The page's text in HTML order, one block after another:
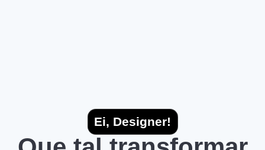
Ei, Designer!